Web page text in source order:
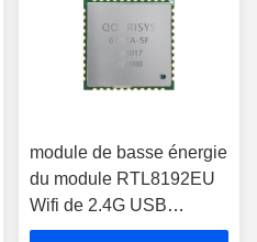
module de basse énergie
du module RTL8192EU
Wifi de 2.4G USB
Realtek WiFi